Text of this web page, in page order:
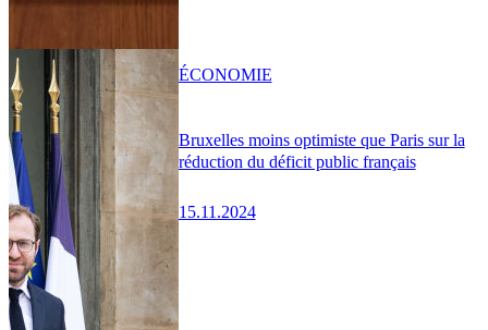
Bruxelles moins optimiste que Paris sur la
réduction du déficit public français
15.11.2024
ÉCONOMIE